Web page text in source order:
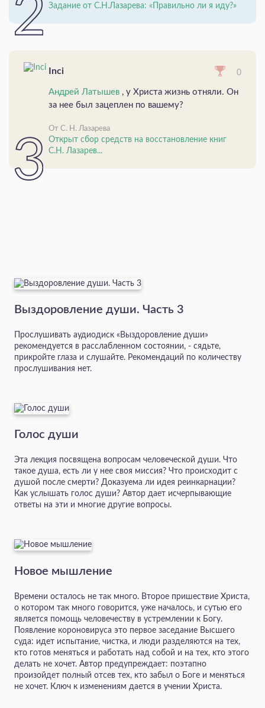
Задание от С.Н.Лазарева: «Правильно ли я иду?»
Inci 0
Андрей Латышев , у Христа жизнь отняли. Он
за нее был зацеплен по вашему?
От С. Н. Лазарева
Открыт сбор средств на восстановление книг
С.Н. Лазарев...
Выздоровление души. Часть 3
Прослушивать аудиодиск «Выздоровление души»
рекомендуется в расслабленном состоянии, - сядьте,
прикройте глаза и слушайте. Рекомендаций по количеству
прослушивания нет.
Голос души
Эта лекция посвящена вопросам человеческой души. Что
такое душа, есть ли у нее своя миссия? Что происходит с
душой после смерти? Доказуема ли идея реинкарнации?
Как услышать голос души? Автор дает исчерпывающие
ответы на эти и многие другие вопросы.
Новое мышление
Времени осталось не так много. Второе пришествие Христа,
о котором так много говорится, уже началось, и сутью его
является помощь человечеству в устремлении к Богу.
Появление короновируса это первое заседание Высшего
суда: идет испытание, чистка, и люди разделяются на тех,
кто готов меняться и работать над собой и на тех, кто этого
делать не хочет. Автор предупреждает: поэтапно
произойдет полный отсев тех, кто забыл о Боге и меняться
не хочет. Ключ к изменениям дается в учении Христа.